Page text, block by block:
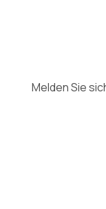
Melden Sie